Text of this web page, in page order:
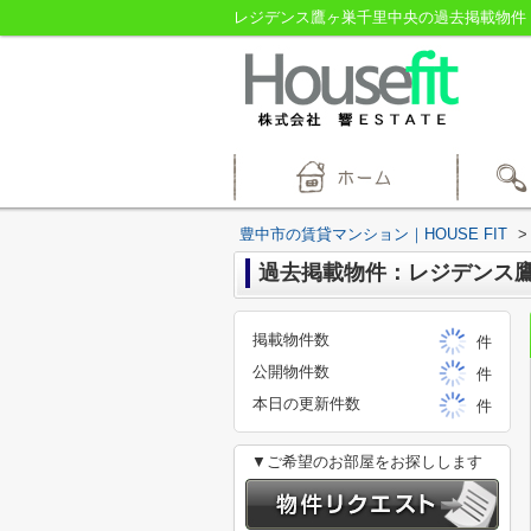
レジデンス鷹ヶ巣千里中央の過去掲載物
豊中市の賃貸マンション｜HOUSE FIT >
過去掲載物件：レジデンス
掲載物件数
件
公開物件数
件
本日の更新件数
件
▼ご希望のお部屋をお探しします